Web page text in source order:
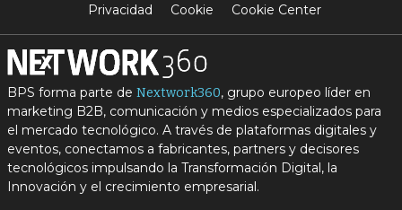
Privacidad
Cookie Cookie Center
BPS forma parte de Nextwork360, grupo europeo líder en
marketing B2B, comunicación y medios especializados para
el mercado tecnológico. A través de plataformas digitales y
eventos, conectamos a fabricantes, partners y decisores
tecnológicos impulsando la Transformación Digital, la
Innovación y el crecimiento empresarial.